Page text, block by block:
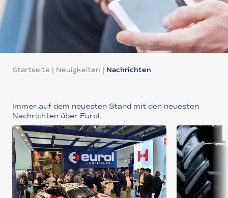
Startseite | Neuigkeiten | Nachrichten
Immer auf dem neuesten Stand mit den neuesten
Nachrichten über Eurol.